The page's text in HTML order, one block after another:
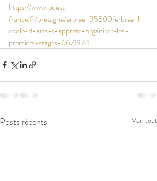
https://www.ouest-
france.fr/bretagne/erbree-35500/erbree-l-
ecole-d-arts-s-apprete-organiser-les-
premiers-stages-6671974
Posts récents Voir tout